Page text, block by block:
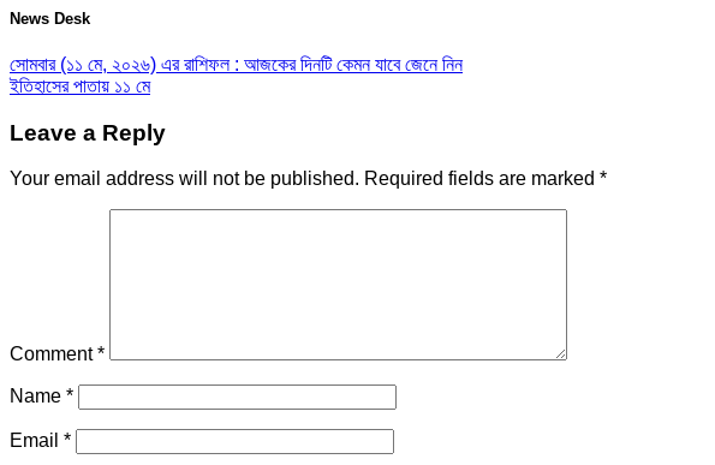
News Desk
সোমবার (১১ মে, ২০২৬) এর রাশিফল : আজকের দিনটি কেমন যাবে জেনে নিন
ইতিহাসের পাতায় ১১ মে
Leave a Reply
Your email address will not be published. Required fields are marked *
Comment*
Name *
Email *